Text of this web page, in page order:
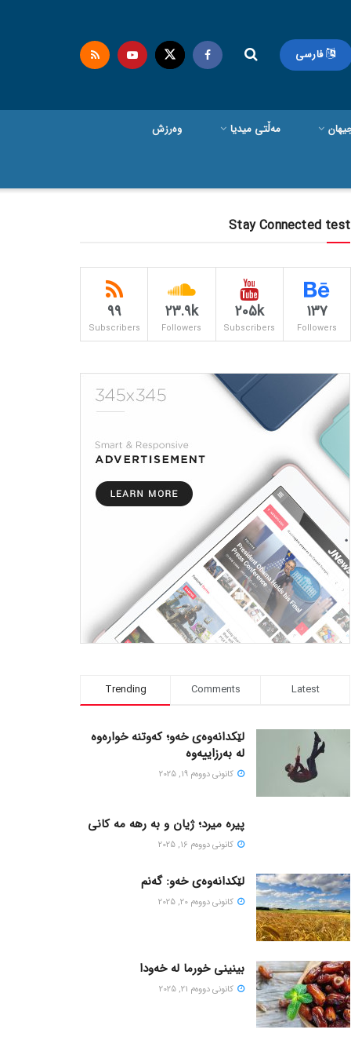
فارسی
مەڵتی میدیا وەرزش
Stay Connected test
137
Followers
205k
Subscribers
23.9k
Followers
99
Subscribers
Trending Comments Latest
لێکدانەوەی خەو؛ کەوتنە خوارەوە
لە بەرزاییەوە
كانونی دووه‌م 19, 2025
پیره میرد؛ ژیان و به رهه مه کانی
كانونی دووه‌م 16, 2025
لێکدانەوەی خەو: گەنم
كانونی دووه‌م 20, 2025
بینینی خورما لە خەودا
كانونی دووه‌م 21, 2025